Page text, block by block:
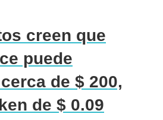
creen que
puede
de $ 200,
de $ 0.09